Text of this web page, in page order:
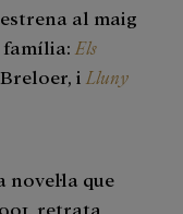
al maig
família: Els
i Lluny
que
retrata